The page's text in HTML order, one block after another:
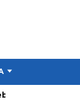
RTL Lebih